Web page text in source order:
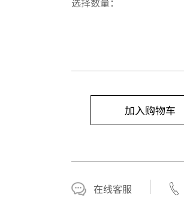
加入购物车
在线客服